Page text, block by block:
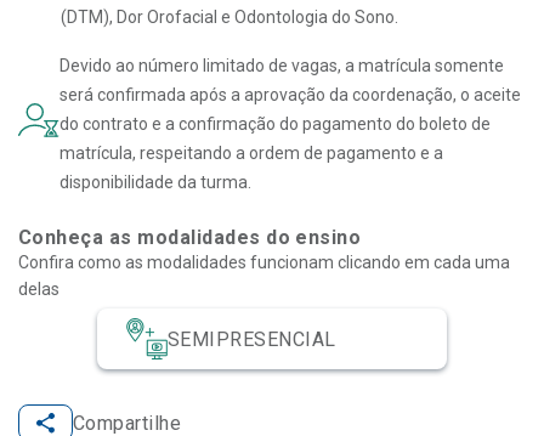
(DTM), Dor Orofacial e Odontologia do Sono.
Devido ao número limitado de vagas, a matrícula somente
será confirmada após a aprovação da coordenação, o aceite
do contrato e a confirmação do pagamento do boleto de
matrícula, respeitando a ordem de pagamento e a
disponibilidade da turma.
Conheça as modalidades do ensino
SEMIPRESENCIAL
Confira como as modalidades funcionam clicando em cada uma
delas
Compartilhe